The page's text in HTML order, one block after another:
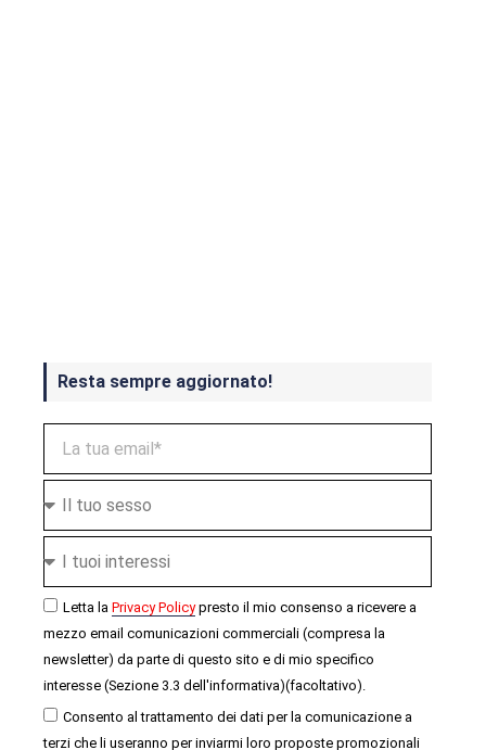
Resta sempre aggiornato!
Letta la Privacy Policypresto il mio consenso a ricevere a
mezzo email comunicazioni commerciali (compresa la
newsletter) da parte di questo sito e di mio specifico
interesse (Sezione 3.3 dell'informativa)(facoltativo).
Consento al trattamento dei dati per la comunicazione a
terzi che li useranno per inviarmi loro proposte promozionali